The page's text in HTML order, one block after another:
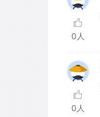
0人
0人